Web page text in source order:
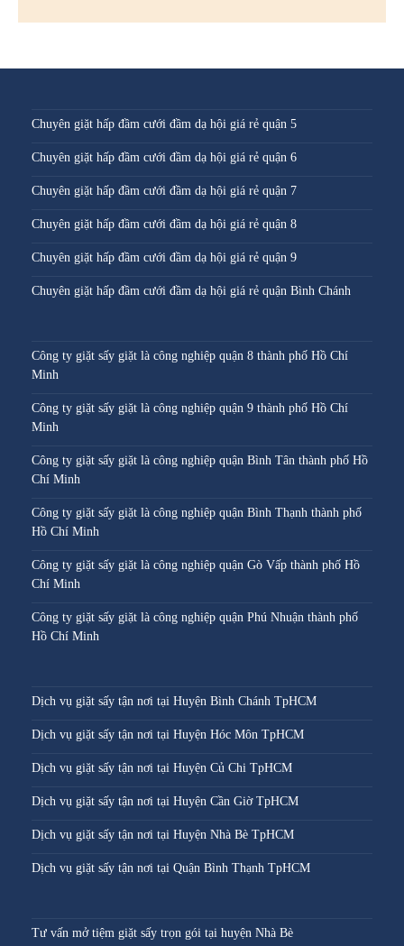
Chuyên giặt hấp đầm cưới đầm dạ hội giá rẻ quận 5
Chuyên giặt hấp đầm cưới đầm dạ hội giá rẻ quận 6
Chuyên giặt hấp đầm cưới đầm dạ hội giá rẻ quận 7
Chuyên giặt hấp đầm cưới đầm dạ hội giá rẻ quận 8
Chuyên giặt hấp đầm cưới đầm dạ hội giá rẻ quận 9
Chuyên giặt hấp đầm cưới đầm dạ hội giá rẻ quận Bình Chánh
Công ty giặt sấy giặt là công nghiệp quận 8 thành phố Hồ Chí
Minh
Công ty giặt sấy giặt là công nghiệp quận 9 thành phố Hồ Chí
Minh
Công ty giặt sấy giặt là công nghiệp quận Bình Tân thành phố Hồ
Chí Minh
Công ty giặt sấy giặt là công nghiệp quận Bình Thạnh thành phố
Hồ Chí Minh
Công ty giặt sấy giặt là công nghiệp quận Gò Vấp thành phố Hồ
Chí Minh
Công ty giặt sấy giặt là công nghiệp quận Phú Nhuận thành phố
Hồ Chí Minh
Dịch vụ giặt sấy tận nơi tại Huyện Bình Chánh TpHCM
Dịch vụ giặt sấy tận nơi tại Huyện Hóc Môn TpHCM
Dịch vụ giặt sấy tận nơi tại Huyện Củ Chi TpHCM
Dịch vụ giặt sấy tận nơi tại Huyện Cần Giờ TpHCM
Dịch vụ giặt sấy tận nơi tại Huyện Nhà Bè TpHCM
Dịch vụ giặt sấy tận nơi tại Quận Bình Thạnh TpHCM
Tư vấn mở tiệm giặt sấy trọn gói tại huyện Nhà Bè